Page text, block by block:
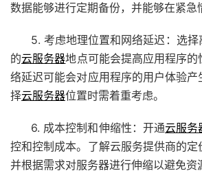
数据能够进行定期备份，并能够在紧急
5. 考虑地理位置和网络延迟：选
的云服务器地点可能会提高应用程序的
络延迟可能会对应用程序的用户体验
择云服务器位置时需着重考虑。
6. 成本控制和伸缩性：开通云服务
控和控制成本。了解云服务提供商的定
并根据需求对服务器进行伸缩以避免资